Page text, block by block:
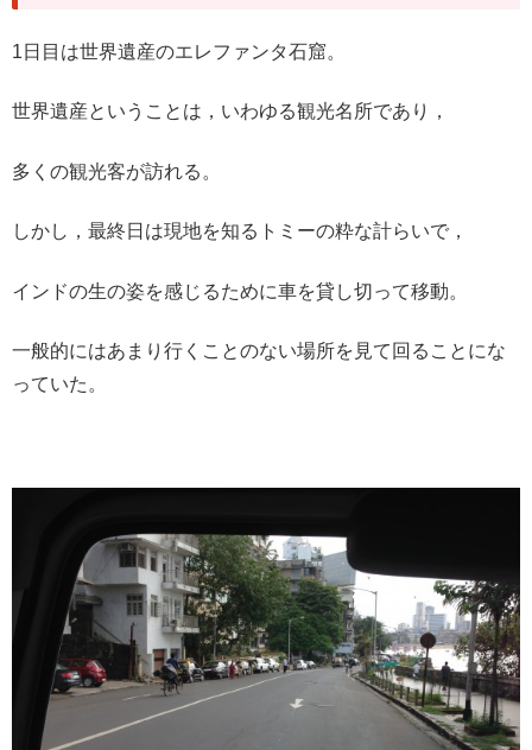
1日目は世界遺産のエレファンタ石窟。
世界遺産ということは，いわゆる観光名所であり，
多くの観光客が訪れる。
しかし，最終日は現地を知るトミーの粋な計らいで，
インドの生の姿を感じるために車を貸し切って移動。
一般的にはあまり行くことのない場所を見て回ることにな
っていた。